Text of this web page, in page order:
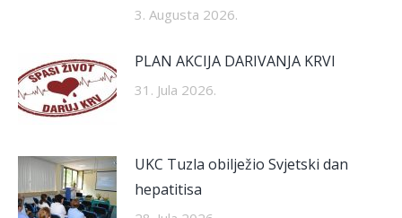
3. Augusta 2026.
PLAN AKCIJA DARIVANJA KRVI
31. Jula 2026.
UKC Tuzla obilježio Svjetski dan
hepatitisa